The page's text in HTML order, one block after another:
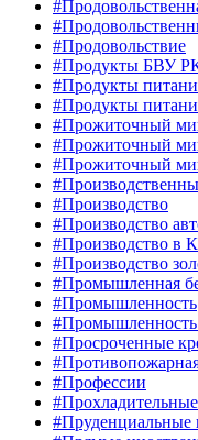
#Продовольствие
#Продукты БВУ
#Продукты
#Продукты
#Прожиточный
#Прожиточный
#Прожиточный
#Производство
#Производство
#Производство в
#Производство
#Промышленная
#Промышленность
#Промышленность
#Просроченные
#Профессии
#Пруденциальные